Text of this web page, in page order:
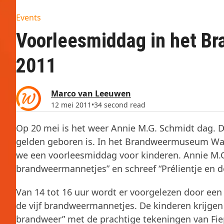
Events
Voorleesmiddag in het
2011
Marco van Leeuwen
12 mei 2011 •34 second read
Op 20 mei is het weer Annie M.G. Schmidt
gelden geboren is. In het Brandweermuseum
we een voorleesmiddag voor kinderen. Annie
brandweermannetjes” en schreef “Prélientje en
Van 14 tot 16 uur wordt er voorgelezen door
de vijf brandweermannetjes. De kinderen
brandweer” met de prachtige tekeningen van